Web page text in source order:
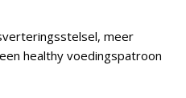
meer
healthy voedingspatroon